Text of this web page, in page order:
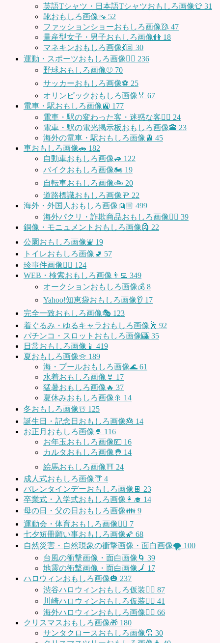
英語Tシャツ・日本語Tシャツおもしろ画像👕 31
靴おもしろ画像👡 52
ファッションショーおもしろ画像🥻 47
量産型女子・男子おもしろ画像👫 18
マネキンおもしろ画像💃🏻 30
運動・スポーツおもしろ画像🏃‍♂️ 236
野球おもしろ画像⚾ 70
サッカーおもしろ画像⚽️ 25
オリンピックおもしろ画像🏅 67
電車・駅おもしろ画像🚉 177
電車・駅の変わった客・迷惑な客🤦‍♀️ 24
電車・駅の電光掲示板おもしろ画像🕋 23
海外の電車・駅おもしろ画像🚊 45
車おもしろ画像🚗 182
自動車おもしろ画像🚙 122
バイクおもしろ画像🏍 19
自転車おもしろ画像🚲 20
道路標識おもしろ画像🚥 22
海外・外国人おもしろ画像👱🏼 499
海外パクリ・詐欺商品おもしろ画像🙅‍♀️ 39
銅像・モニュメントおもしろ画像🗿 22
公園おもしろ画像⛲️ 19
トイレおもしろ画像🚽 57
珍事件画像👮‍♂️ 124
WEB・検索おもしろ画像👨‍💻 349
オークションおもしろ画像💰 8
Yahoo!知恵袋おもしろ画像👂 17
完全一致おもしろ画像🎭 123
着ぐるみ・ゆるキャラおもしろ画像🕺 92
パチンコ・スロットおもしろ画像🎰 35
日常おもしろ画像📱 419
夏おもしろ画像🌞 189
海・プールおもしろ画像🌊 61
水着おもしろ画像👙 17
猛暑おもしろ画像🔥 37
夏休みおもしろ画像🎇 14
冬おもしろ画像☃️ 125
誕生日・記念日おもしろ画像🎂 14
お正月おもしろ画像🎍 116
お年玉おもしろ画像💴 16
カルタおもしろ画像🤚 14
絵馬おもしろ画像⛩ 24
成人式おもしろ画像👘 4
バレンタインデーおもしろ画像🍫 23
卒業式・入学式おもしろ画像👩‍🎓 14
母の日・父の日おもしろ画像👪 9
運動会・体育おもしろ画像🤸‍♂️ 7
七夕短冊願い事おもしろ画像🌠 68
自然災害・自然現象の衝撃画像・面白画像🌪 100
台風の衝撃画像・面白画像🌀 39
地震の衝撃画像・面白画像🗾 17
ハロウィンおもしろ画像🎃 237
渋谷ハロウィンおもしろ仮装👯‍♂️ 87
川崎ハロウィンおもしろ仮装🧞‍♀️ 41
海外ハロウィンおもしろ画像🧛‍♂️ 66
クリスマスおもしろ画像🎁 180
サンタクロースおもしろ画像🎅 30